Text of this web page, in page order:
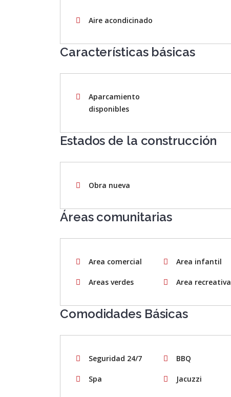
Aire acondicinado
Características básicas
Aparcamiento
disponibles
Estados de la construcción
Obra nueva
Áreas comunitarias
Area comercial Area infantil
Areas verdes Area recreativa
Comodidades Básicas
Seguridad 24/7 BBQ
Spa Jacuzzi